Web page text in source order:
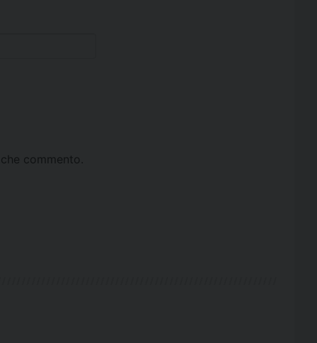
commento.